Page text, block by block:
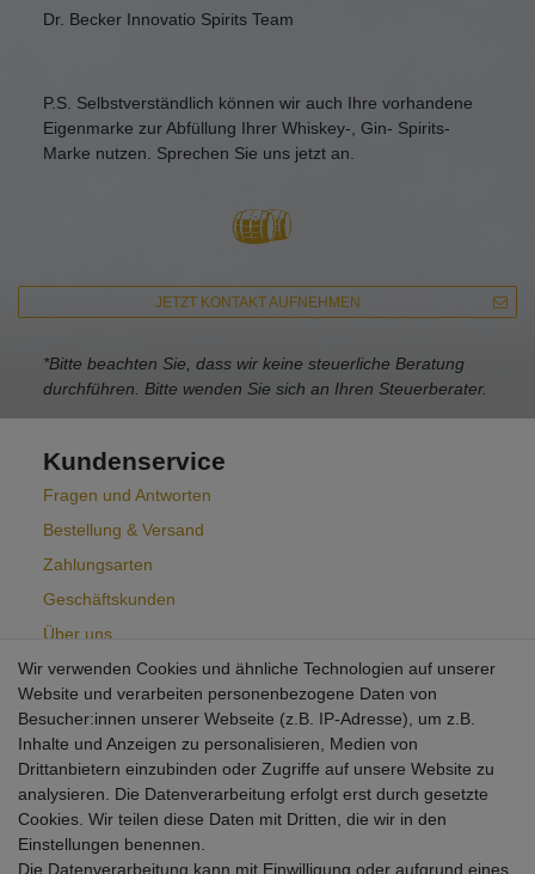
Dr. Becker Innovatio Spirits Team
P.S. Selbstverständlich können wir auch Ihre vorhandene
Eigenmarke zur Abfüllung Ihrer Whiskey-, Gin- Spirits-
Marke nutzen. Sprechen Sie uns jetzt an.
JETZT KONTAKT AUFNEHMEN
*Bitte beachten Sie, dass wir keine steuerliche Beratung
durchführen. Bitte wenden Sie sich an Ihren Steuerberater.
Kundenservice
Fragen und Antworten
Bestellung & Versand
Zahlungsarten
Geschäftskunden
Über uns
Aktuelles
Newsletter
Kostenlos abonnieren und keine Neuigkeit mehr verpassen!
* Bestätigung Ihrer E-Mail-Adresse ist erforderlich.
Wir verwenden Cookies und ähnliche Technologien auf unserer
Website und verarbeiten personenbezogene Daten von
Besucher:innen unserer Webseite (z.B. IP-Adresse), um z.B.
Inhalte und Anzeigen zu personalisieren, Medien von
Drittanbietern einzubinden oder Zugriffe auf unsere Website zu
analysieren. Die Datenverarbeitung erfolgt erst durch gesetzte
Cookies. Wir teilen diese Daten mit Dritten, die wir in den
Einstellungen benennen.
Die Datenverarbeitung kann mit Einwilligung oder aufgrund eines